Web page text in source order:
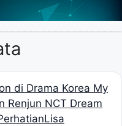
di Drama Korea My
Renjun NCT Dream
Lisa